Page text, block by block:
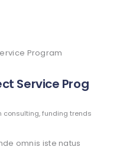
Service Prog
consulting,funding trends
omnis iste natus